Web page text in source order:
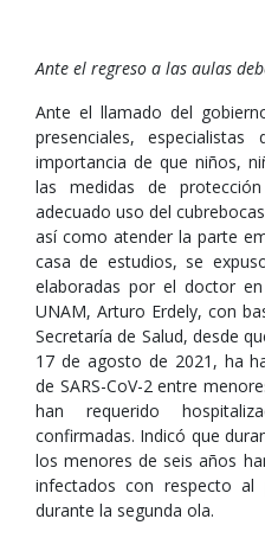
Ante el regreso a las aulas
Ante el llamado del
presenciales,
importancia de que niños,
las medidas de
adecuado uso del
así como atender la parte
casa de estudios, se
elaboradas por el doctor
UNAM, Arturo Erdely, con
Secretaría de Salud, desde
17 de agosto de 2021, ha
de SARS-CoV-2 entre
han requerido
confirmadas. Indicó que
los menores de seis años
infectados con respecto
durante la segunda ola.